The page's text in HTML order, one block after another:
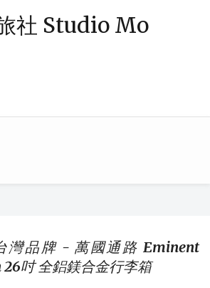
社 Studio Mo
灣品牌 - 萬國通路 Eminent
吋 全鋁鎂合金行李箱